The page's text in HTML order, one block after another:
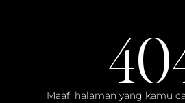
Maaf, halaman yang kamu